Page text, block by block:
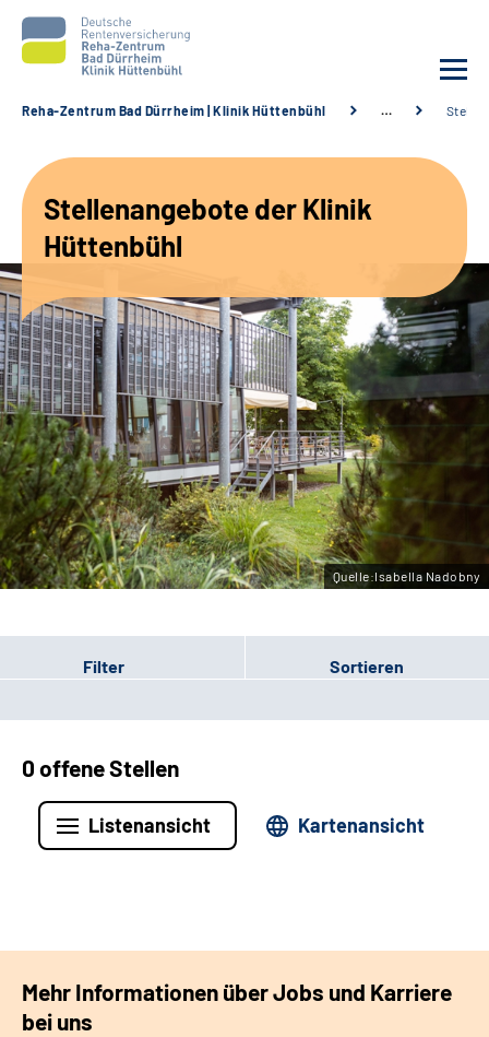
Unsere Angebote
Karriere
Sozialdienste & Zuweisende
Suche
Leichte Sprache
Gebärdensprache
Reha-Zentrum Bad Dürrheim | Klinik Hüttenbühl …
Stellenangebote der Klinik
Hüttenbühl
Quelle:Isabella Nadobny
Filter Sortieren
0 offene Stellen
Listenansicht Kartenansicht
Mehr Informationen über Jobs und Karriere
bei uns